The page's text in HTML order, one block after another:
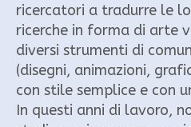
ricercatori a tradurre le
ricerche in forma di arte
diversi strumenti di
(disegni, animazioni,
con stile semplice e con
In questi anni di lavoro,